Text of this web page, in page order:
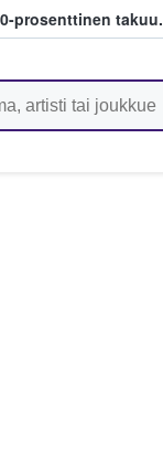
prosenttinen takuu.